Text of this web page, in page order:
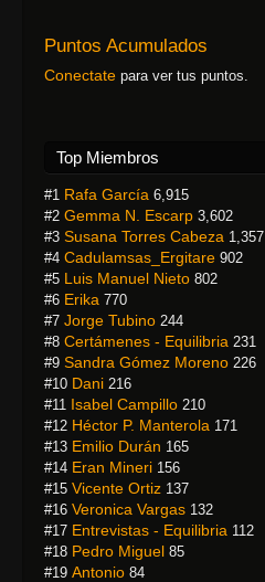
Puntos Acumulados
Conectate para ver tus puntos.
Top Miembros
#1 Rafa García 6,915
#2 Gemma N. Escarp 3,602
#3 Susana Torres Cabeza 1,357
#4 Cadulamsas_Ergitare 902
#5 Luis Manuel Nieto 802
#6 Erika 770
#7 Jorge Tubino 244
#8 Certámenes - Equilibria 231
#9 Sandra Gómez Moreno 226
#10 Dani 216
#11 Isabel Campillo 210
#12 Héctor P. Manterola 171
#13 Emilio Durán 165
#14 Eran Mineri 156
#15 Vicente Ortiz 137
#16 Veronica Vargas 132
#17 Entrevistas - Equilibria 112
#18 Pedro Miguel 85
#19 Antonio 84